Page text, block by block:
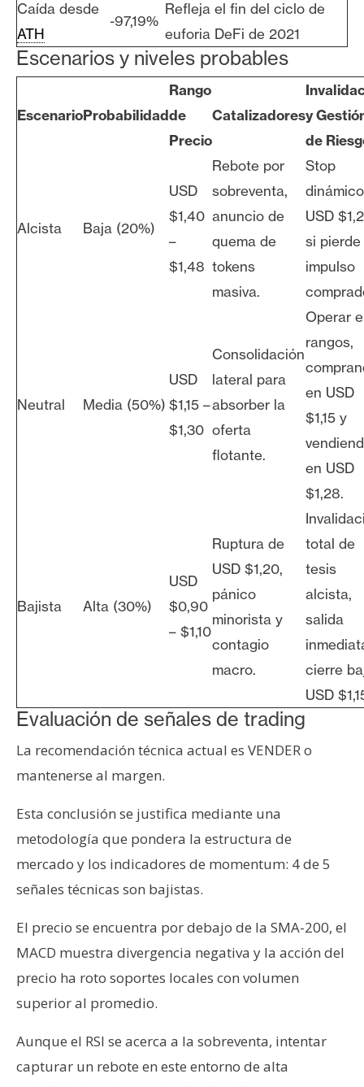
Caída desde
ATH
-97,19%
Refleja el fin del ciclo de
euforia DeFi de 2021
Escenarios y niveles probables
EscenarioProbabilidad
Rango
de
Precio
Catalizadoresy
de
Alcista Baja (20%)
USD
$1,40
–
$1,48
Rebote por
sobreventa,
anuncio de
quema de
tokens
masiva.
Stop
USD
si pierde
impulso
Neutral Media (50%)
USD
$1,15 –
$1,30
Consolidación
lateral para
absorber la
oferta
flotante.
Operar
rangos,
en USD
$1,15 y
en USD
$1,28.
Bajista Alta (30%)
USD
$0,90
– $1,10
Ruptura de
USD $1,20,
pánico
minorista y
contagio
macro.
total de
tesis
alcista,
salida
cierre
USD
Evaluación de señales de trading
La recomendación técnica actual es VENDER o
mantenerse al margen.
Esta conclusión se justifica mediante una
metodología que pondera la estructura de
mercado y los indicadores de momentum: 4 de 5
señales técnicas son bajistas.
El precio se encuentra por debajo de la SMA-200, el
MACD muestra divergencia negativa y la acción del
precio ha roto soportes locales con volumen
superior al promedio.
Aunque el RSI se acerca a la sobreventa, intentar
capturar un rebote en este entorno de alta